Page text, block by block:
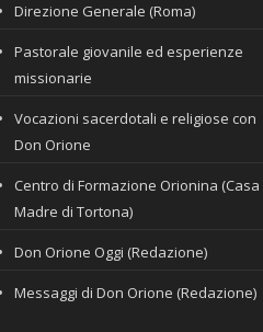
Direzione Generale (Roma)
Pastorale giovanile ed esperienze
missionarie
Vocazioni sacerdotali e religiose con
Don Orione
Centro di Formazione Orionina (Casa
Madre di Tortona)
Don Orione Oggi (Redazione)
Messaggi di Don Orione (Redazione)